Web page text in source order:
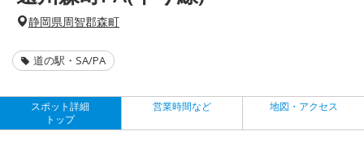
静岡県周智郡森町
道の駅・SA/PA
スポット詳細
トップ
営業時間など 地図・アクセス